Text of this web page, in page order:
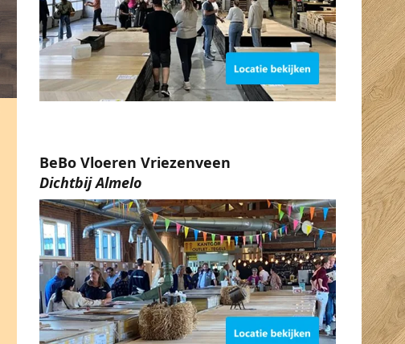
BeBo Vloeren Vriezenveen
Dichtbij Almelo